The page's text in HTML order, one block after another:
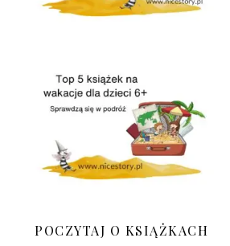
POCZYTAJ O KSIĄŻKACH